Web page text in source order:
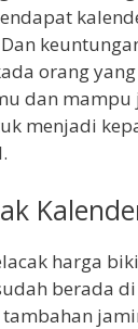
orang
dan mampu
menjadi
harga
berada